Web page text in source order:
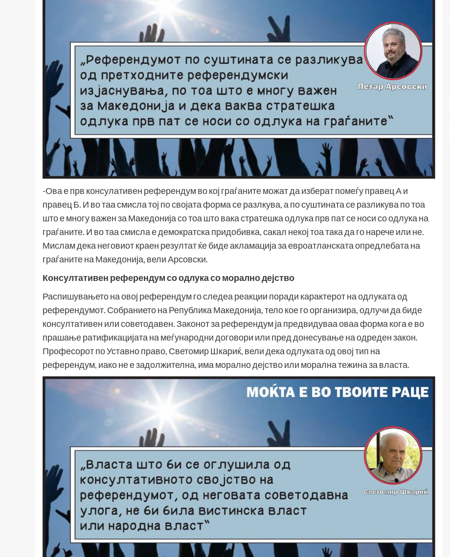
-Ова е прв консулативен референдум во кој граѓаните можат да изберат помеѓу правец А и
правец Б. И во таа смисла тој по својата форма се разлкува, а по суштината се разликува по тоа
што е многу важен за Македонија со тоа што вака стратешка одлука прв пат се носи со одлука на
граѓаните. И во таа смисла е демократска придобивка, сакал некој тоа така да го нарече или не.
Мислам дека неговиот краен резултат ќе биде акламација за евроатланската опредлебата на
граѓаните на Македонија, вели Арсовски.
Консултативен референдум со одлука со морално дејство
Распишувањето на овој референдум го следеа реакции поради карактерот на одлуката од
референдумот. Собранието на Република Македонија, тело кое го организира, одлучи да биде
консултативен или советодавен. Законот за референдум ја предвидуваа оваа форма кога е во
прашање ратификацијата на меѓународни договори или пред донесување на одреден закон.
Професорот по Уставно право, Светомир Шкариќ, вели дека одлуката од овој тип на
референдум, иако не е задолжителна, има морално дејство или морална тежина за власта.